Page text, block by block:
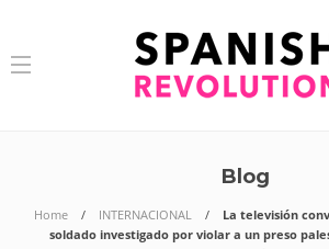
Blog
Home INTERNACIONAL
La televisión
soldado investigado por violar a un preso